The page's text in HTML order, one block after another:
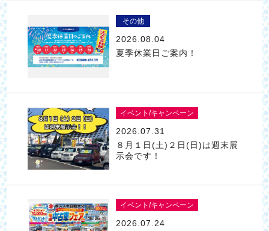
その他
2026.08.04
夏季休業日ご案内！
イベント/キャンペーン
2026.07.31
８月１日(土)２日(日)は週末展
示会です！
イベント/キャンペーン
2026.07.24